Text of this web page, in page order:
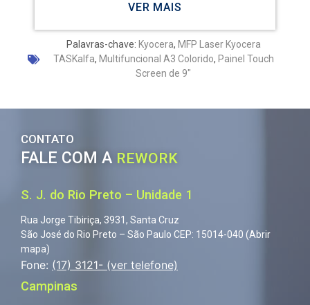
VER MAIS
Palavras-chave: Kyocera, MFP Laser Kyocera
TASKalfa, Multifuncional A3 Colorido, Painel Touch
Screen de 9"
CONTATO
FALE COM A REWORK
S. J. do Rio Preto – Unidade 1
Rua Jorge Tibiriça, 3931, Santa Cruz
São José do Rio Preto – São Paulo CEP: 15014-040 (Abrir
mapa)
Fone: (17) 3121- (ver telefone)
Campinas